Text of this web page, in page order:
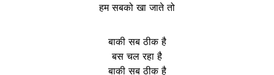
हम सबको खा जाते तो
बाकी सब ठीक है
बस चल रहा है
बाकी सब ठीक है